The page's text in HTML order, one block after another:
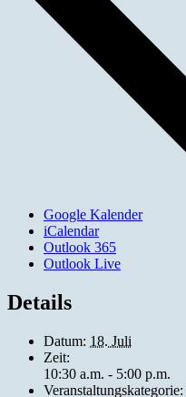
Google Kalender
iCalendar
Outlook 365
Outlook Live
Details
Datum: 18. Juli
Zeit:
10:30 a.m. - 5:00 p.m.
Veranstaltungskategorie: